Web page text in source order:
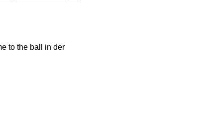
to the ball in der